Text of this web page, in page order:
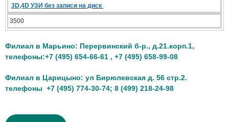
3D,4D УЗИ без записи на диск
3500
Филиал в Марьино: Перервинский б-р., д.21.корп.1,
телефоны:+7 (495) 654-66-61 , +7 (495) 658-99-08
Филиал в Царицыно: ул Бирюлевская д. 56 стр.2.
телефоны +7 (495) 774-30-74; 8 (499) 218-24-98